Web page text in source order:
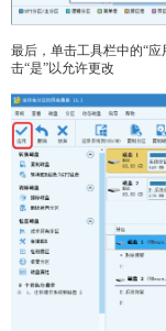
最后，单击工具栏中的“
击“是”以允许更改